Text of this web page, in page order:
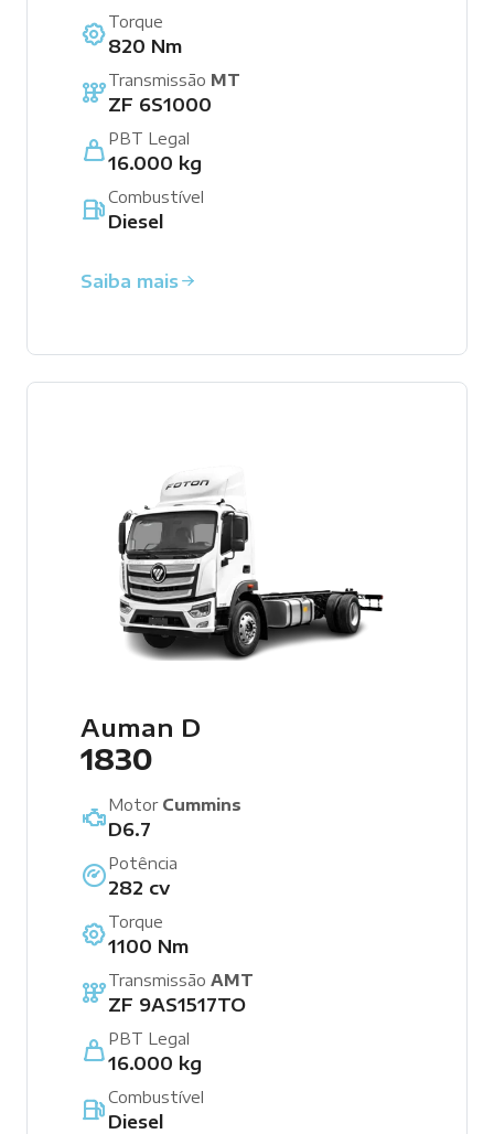
Torque
820 Nm
Transmissão MT
ZF 6S1000
PBT Legal
16.000 kg
Combustível
Diesel
Saiba mais
Auman D
1830
Motor Cummins
D6.7
Potência
282 cv
Torque
1100 Nm
Transmissão AMT
ZF 9AS1517TO
PBT Legal
16.000 kg
Combustível
Diesel